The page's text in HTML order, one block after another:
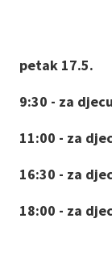
petak 17.5.
9:30 - za
11:00 - za
16:30 - za
18:00 - za